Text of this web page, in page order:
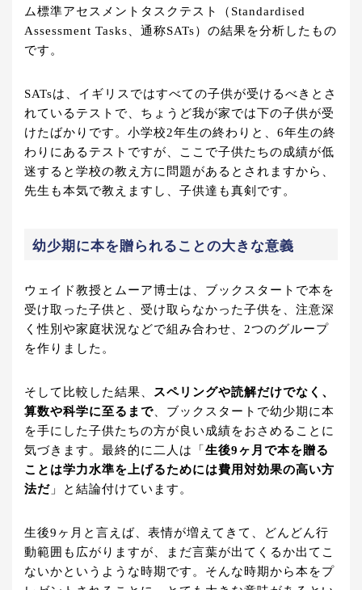
ム標準アセスメントタスクテスト（Standardised
Assessment Tasks、通称SATs）の結果を分析したもの
です。
SATsは、イギリスではすべての子供が受けるべきとさ
れているテストで、ちょうど我が家では下の子供が受
けたばかりです。小学校2年生の終わりと、6年生の終
わりにあるテストですが、ここで子供たちの成績が低
迷すると学校の教え方に問題があるとされますから、
先生も本気で教えますし、子供達も真剣です。
幼少期に本を贈られることの大きな意義
ウェイド教授とムーア博士は、ブックスタートで本を
受け取った子供と、受け取らなかった子供を、注意深
く性別や家庭状況などで組み合わせ、2つのグループ
を作りました。
そして比較した結果、 スペリングや読解だけでなく、
算数や科学に至るまで、ブックスタートで幼少期に本
を手にした子供たちの方が良い成績をおさめることに
気づきます。最終的に二人は「 生後9ヶ月で本を贈る
ことは学力水準を上げるためには費用対効果の高い方
法だ 」と結論付けています。
生後9ヶ月と言えば、表情が増えてきて、どんどん行
動範囲も広がりますが、まだ言葉が出てくるか出てこ
ないかというような時期です。そんな時期から本をプ